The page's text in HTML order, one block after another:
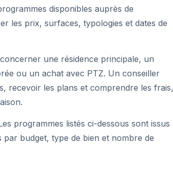
disponibles auprès de
les prix, surfaces, typologies et dates de
une résidence principale, un
ou un achat avec PTZ. Un conseiller
recevoir les plans et comprendre les frais,
programmes listés ci-dessous sont issus
budget, type de bien et nombre de